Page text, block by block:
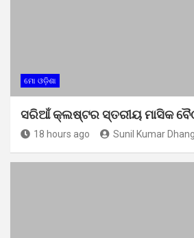
ମୋ ଓଡ଼ିଶା
ସରିଆଁ କ୍ଲଷ୍ଟର ସ୍ତରୀୟ ମାସିକ
18 hours ago Sunil Kumar